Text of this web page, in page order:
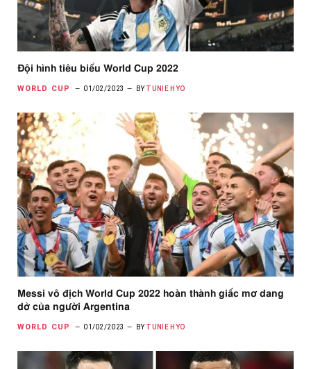
Đội hình tiêu biểu World Cup 2022
WORLD CUP 01/02/2023 BY TUNIE HYO
Messi vô địch World Cup 2022 hoàn thành giấc mơ dang
dở của người Argentina
WORLD CUP 01/02/2023 BY TUNIE HYO